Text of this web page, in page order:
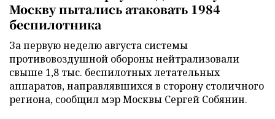
Москву пытались атаковать 1984
беспилотника
За первую неделю августа системы
противовоздушной обороны нейтрализовали
свыше 1,8 тыс. беспилотных летательных
аппаратов, направлявшихся в сторону столичного
региона, сообщил мэр Москвы Сергей Собянин.